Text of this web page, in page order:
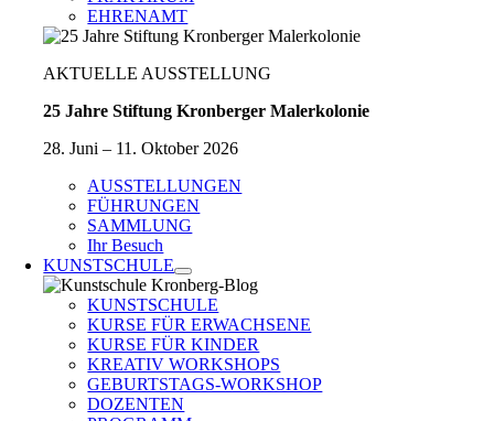
EHRENAMT
AKTUELLE AUSSTELLUNG
25 Jahre Stiftung Kronberger Malerkolonie
28. Juni – 11. Oktober 2026
AUSSTELLUNGEN
FÜHRUNGEN
SAMMLUNG
Ihr Besuch
KUNSTSCHULE
KUNSTSCHULE
KURSE FÜR ERWACHSENE
KURSE FÜR KINDER
KREATIV WORKSHOPS
GEBURTSTAGS-WORKSHOP
DOZENTEN